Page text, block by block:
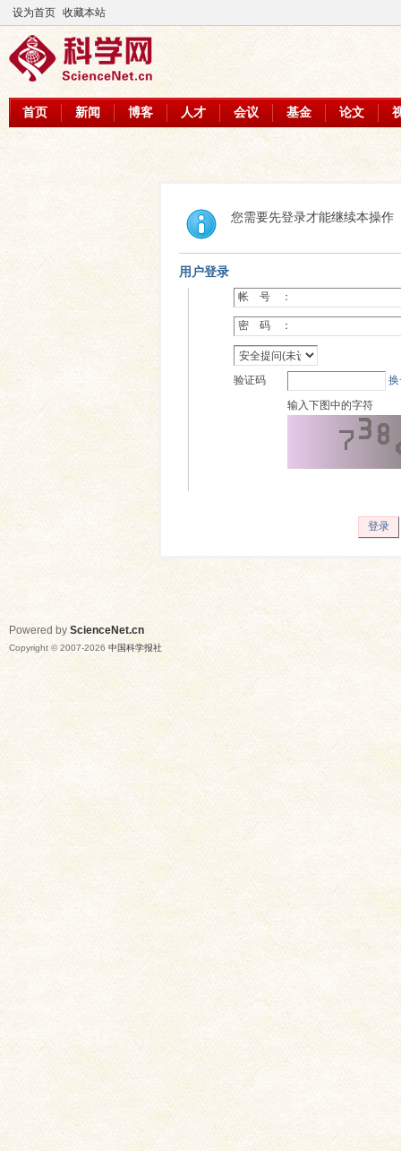
设为首页 收藏本站
首页 新闻 博客 人才 会议 基金 论文
您需要先登录才能继续本操作
用户登录
帐 号 ：
密 码 ：
验证码
输入下图中的字符
登录
Powered by ScienceNet.cn
Copyright © 2007-2026 中国科学报社